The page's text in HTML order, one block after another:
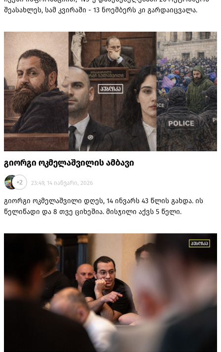
შეასახლეს, სამ კვირაში - 13 ნოემბერს კი გარდაიცვალა.
გიორგი ოკმელაშვილის ამბავი
+2 23:49, 14 იანვარი, 2026
გიორგი ოკმელაშვილი დღეს, 14 ინვარს 43 წლის გახდა. ის
წელიწადი და 8 თვე ციხეშია. მისჯილი აქვს 5 წელი.